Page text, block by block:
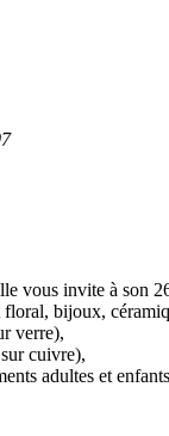
vous invite à son
bijoux,
verre),
cuivre),
adultes et